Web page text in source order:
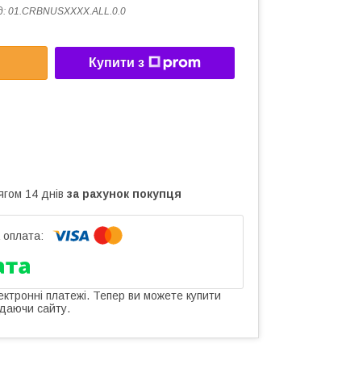
01.CRBNUSXXXX.ALL.0.0
Купити з
14 днів за рахунок покупця
платежі. Тепер ви можете купити
сайту.